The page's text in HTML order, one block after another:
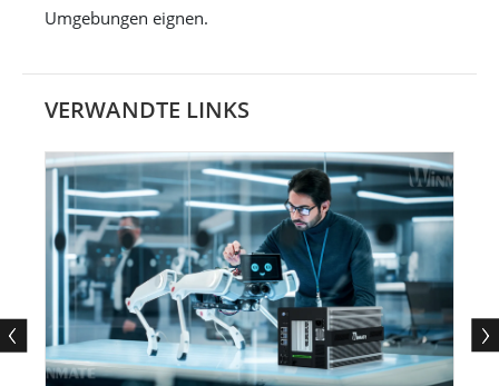
Umgebungen eignen.
VERWANDTE LINKS